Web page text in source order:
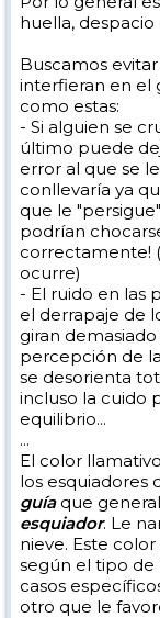
huella,
Buscamos
interfieran en el
como estas:
- Si alguien se
último puede
error al que se
conllevaría ya
que le
podrían
correctamente!
ocurre)
- El ruido en las
el derrapaje de
giran
percepción de
se desorienta
incluso la cuido
equilibrio...
...
El color
los esquiadores
guíaque
esquiador. Le
nieve. Este
según el tipo de
casos
otro que le